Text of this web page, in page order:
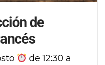
de
de 12:30 a